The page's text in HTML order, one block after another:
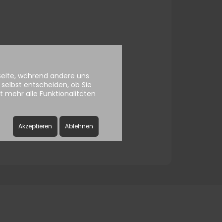
während andere uns
entscheiden, ob Sie
mehr alle Funktionalitäten
Akzeptieren Ablehnen